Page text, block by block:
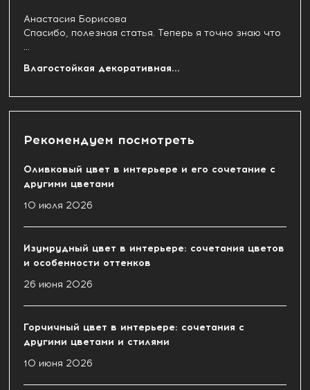
Анастасия Борисова
Спасибо, полезная статья. Теперь я точно знаю что
...
Влагостойкая декоративная...
Рекомендуем посмотреть
Оливковый цвет в интерьере и его сочетание с
другими цветами
10 июля 2026
Изумрудный цвет в интерьере: сочетания цветов
и особенности оттенков
26 июня 2026
Горчичный цвет в интерьере: сочетания с
другими цветами и стилями
10 июня 2026